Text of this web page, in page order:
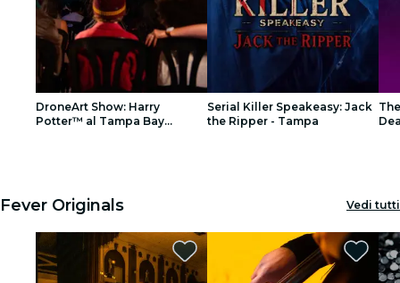
Tour città
Concerti
Ristoranti
DroneArt Show: Harry
Potter™ al Tampa Bay
Serial Killer Speakeasy: Jack
the Ripper - Tampa
Fever Originals Vedi tutti